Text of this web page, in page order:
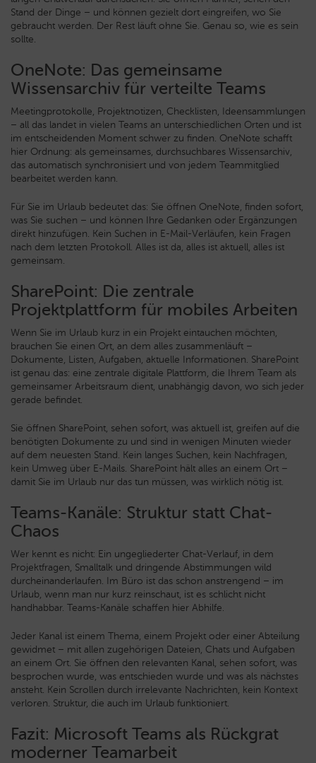
Stand der Dinge – und können gezielt dort eingreifen, wo Sie
gebraucht werden. Der Rest läuft ohne Sie. Genau so, wie es sein
sollte.
OneNote: Das gemeinsame
Wissensarchiv für verteilte Teams
Meetingprotokolle, Projektnotizen, Checklisten, Ideensammlungen
– all das landet in vielen Teams an unterschiedlichen Orten und ist
im entscheidenden Moment schwer zu finden. OneNote schafft
hier Ordnung: als gemeinsames, durchsuchbares Wissensarchiv,
das automatisch synchronisiert und von jedem Teammitglied
bearbeitet werden kann.
Für Sie im Urlaub bedeutet das: Sie öffnen OneNote, finden sofort,
was Sie suchen – und können Ihre Gedanken oder Ergänzungen
direkt hinzufügen. Kein Suchen in E-Mail-Verläufen, kein Fragen
nach dem letzten Protokoll. Alles ist da, alles ist aktuell, alles ist
gemeinsam.
SharePoint: Die zentrale
Projektplattform für mobiles Arbeiten
Wenn Sie im Urlaub kurz in ein Projekt eintauchen möchten,
brauchen Sie einen Ort, an dem alles zusammenläuft –
Dokumente, Listen, Aufgaben, aktuelle Informationen. SharePoint
ist genau das: eine zentrale digitale Plattform, die Ihrem Team als
gemeinsamer Arbeitsraum dient, unabhängig davon, wo sich jeder
gerade befindet.
Sie öffnen SharePoint, sehen sofort, was aktuell ist, greifen auf die
benötigten Dokumente zu und sind in wenigen Minuten wieder
auf dem neuesten Stand. Kein langes Suchen, kein Nachfragen,
kein Umweg über E-Mails. SharePoint hält alles an einem Ort –
damit Sie im Urlaub nur das tun müssen, was wirklich nötig ist.
Teams-Kanäle: Struktur statt Chat-
Chaos
Wer kennt es nicht: Ein ungegliederter Chat-Verlauf, in dem
Projektfragen, Smalltalk und dringende Abstimmungen wild
durcheinanderlaufen. Im Büro ist das schon anstrengend – im
Urlaub, wenn man nur kurz reinschaut, ist es schlicht nicht
handhabbar. Teams-Kanäle schaffen hier Abhilfe.
Jeder Kanal ist einem Thema, einem Projekt oder einer Abteilung
gewidmet – mit allen zugehörigen Dateien, Chats und Aufgaben
an einem Ort. Sie öffnen den relevanten Kanal, sehen sofort, was
besprochen wurde, was entschieden wurde und was als nächstes
ansteht. Kein Scrollen durch irrelevante Nachrichten, kein Kontext
verloren. Struktur, die auch im Urlaub funktioniert.
Fazit: Microsoft Teams als Rückgrat
moderner Teamarbeit